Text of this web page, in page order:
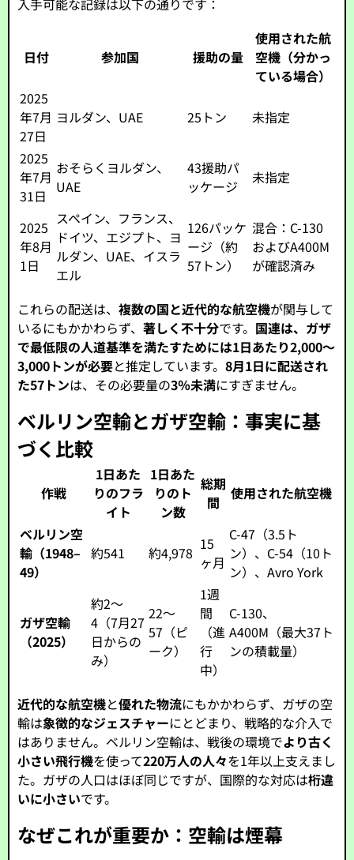
入手可能な記録は以下の通りです：
日付 参加国 援助の量
使用された航
空機（分かっ
ている場合）
2025
年7月
27日
ヨルダン、UAE 25トン 未指定
2025
年7月
31日
おそらくヨルダン、
UAE
43援助パ
ッケージ
未指定
2025
年8月
1日
スペイン、フランス、
ドイツ、エジプト、ヨ
ルダン、UAE、イスラ
エル
126パッケ
ージ（約
57トン）
混合：C-130
およびA400M
が確認済み
これらの配送は、複数の国と近代的な航空機が関与して
いるにもかかわらず、著しく不十分です。 国連は、ガザ
で最低限の人道基準を満たすためには1日あたり2,000～
3,000トンが必要と推定しています。8月1日に配送され
た57トンは、その必要量の3％未満にすぎません。
ベルリン空輸とガザ空輸：事実に基
づく比較
作戦
1日あた
りのフラ
イト
1日あた
りのト
ン数
総期
間
使用された航空機
ベルリン空
輸（1948–
49）
約541 約4,978 15
ヶ月
C-47（3.5ト
ン）、C-54（10ト
ン）、Avro York
ガザ空輸
（2025）
約2～
4（7月27
日からの
み）
22～
57（ピ
ーク）
1週
間
（進
行
中）
C-130、
A400M（最大37ト
ンの積載量）
近代的な航空機と優れた物流にもかかわらず、ガザの空
輸は象徴的なジェスチャーにとどまり、戦略的な介入で
はありません。ベルリン空輸は、戦後の環境でより古く
小さい飛行機を使って220万人の人々を1年以上支えまし
た。ガザの人口はほぼ同じですが、国際的な対応は桁違
いに小さいです。
なぜこれが重要か：空輸は煙幕